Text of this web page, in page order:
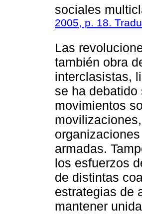
sociales
2005, p. 18.
Las
también obra
interclasistas,
se ha
movimientos
armadas.
los esfuerzos
de distintas
estrategias de
mantener